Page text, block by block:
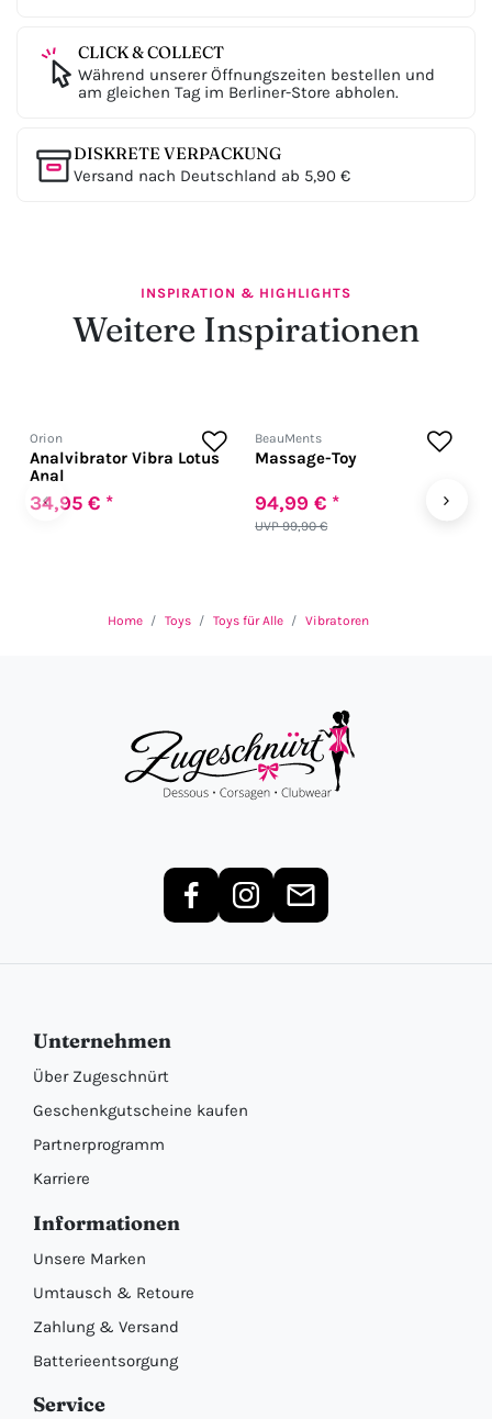
CLICK & COLLECT
Während unserer Öffnungszeiten bestellen und
am gleichen Tag im Berliner-Store abholen.
DISKRETE VERPACKUNG
Versand nach Deutschland ab 5,90 €
INSPIRATION & HIGHLIGHTS
Weitere Inspirationen
‹
Orion
Analvibrator Vibra Lotus
Anal
34,95 € *
BeauMents
Massage-Toy
UVP 99,90 €
94,99 € * ›
Home Toys Toys für Alle Vibratoren
Unternehmen
Über Zugeschnürt
Geschenkgutscheine kaufen
Partnerprogramm
Karriere
Informationen
Unsere Marken
Umtausch & Retoure
Zahlung & Versand
Batterieentsorgung
Service